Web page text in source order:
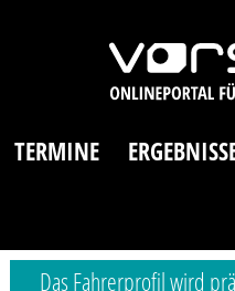
TERMINE
Das Fahrerprofil wird